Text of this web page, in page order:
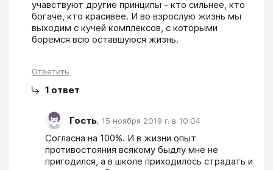
учавствуют другие принципы - кто сильнее, кто
богаче, кто красивее. И во взрослую жизнь мы
выходим с кучей комплексов, с которыми
боремся всю оставшуюся жизнь.
Ответить
1 ответ
Гость, 15 ноября 2019 г. в 10:04
Согласна на 100%. И в жизни опыт
противостояния всякому быдлу мне не
пригодился, а в школе приходилось страдать и